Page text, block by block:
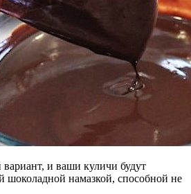
и ваши куличи будут
шоколадной намазкой, способной не